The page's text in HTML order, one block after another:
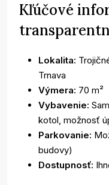
Kľúčové
Lokalita:
Trnava
Výmera: 70 m²
Vybavenie:
kotol, možnosť
Parkovanie:
budovy)
Dostupnosť: